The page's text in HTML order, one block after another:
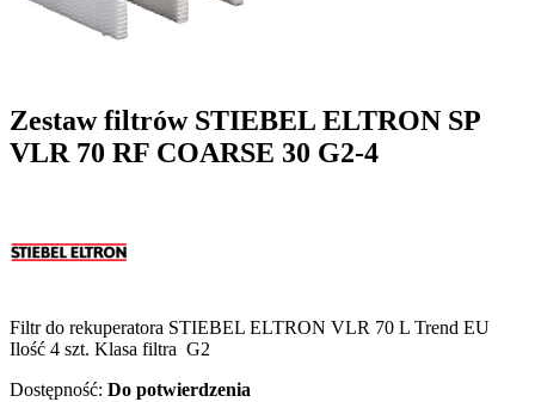
Zestaw filtrów STIEBEL ELTRON SP
VLR 70 RF COARSE 30 G2-4
Filtr do rekuperatora STIEBEL ELTRON VLR 70 L Trend EU
Ilość 4 szt. Klasa filtra G2
Dostępność: Do potwierdzenia